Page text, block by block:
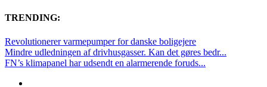
TRENDING:
Revolutionerer varmepumper for danske boligejere
Mindre udledningen af drivhusgasser. Kan det gøres bedr...
FN’s klimapanel har udsendt en alarmerende foruds...